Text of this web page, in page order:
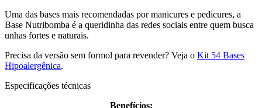
Uma das bases mais recomendadas por manicures e pedicures, a
Base Nutribomba é a queridinha das redes sociais entre quem busca
unhas fortes e naturais.
Precisa da versão sem formol para revender? Veja o Kit 54 Bases
Hipoalergênica.
Especificações técnicas
Benefícios: